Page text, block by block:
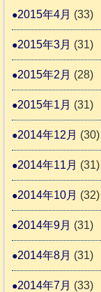
2015年4月 (33)
2015年3月 (31)
2015年2月 (28)
2015年1月 (31)
2014年12月 (30)
2014年11月 (31)
2014年10月 (32)
2014年9月 (31)
2014年8月 (31)
2014年7月 (33)